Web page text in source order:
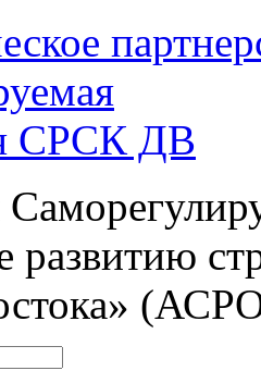
развитию